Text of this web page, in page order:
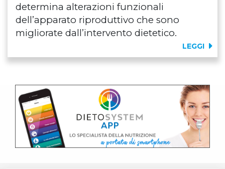
determina alterazioni funzionali
dell’apparato riproduttivo che sono
migliorate dall’intervento dietetico.
LEGGI